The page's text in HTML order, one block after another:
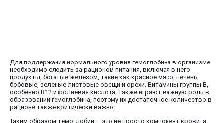
Для поддержания нормального уровня гемоглобина в организме
необходимо следить за рационом питания, включая в него
продукты, богатые железом, такие как красное мясо, печень,
бобовые, зеленые листовые овощи и орехи. Витамины группы B,
особенно B12 и фолиевая кислота, также играют важную роль в
образовании гемоглобина, поэтому их достаточное количество в
рационе также критически важно.
Таким образом, гемоглобин — это не просто компонент крови, а